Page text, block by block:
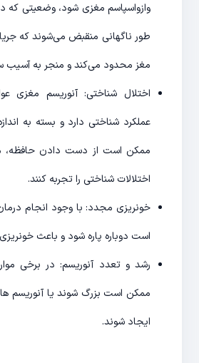
وازواسپاسم مغزی شود، وضعیتی که
طور ناگهانی منقبض می‌شوند که
مغز محدود می‌کند و منجر به آسیب
اختلال شناختی: آنوریسم مغزی
عملکرد شناختی دارد و بسته به
ممکن است از دست دادن حافظه،
اختلالات شناختی را تجربه کنند.
خونریزی مجدد: با وجود انجام
است دوباره پاره شود و باعث
رشد و تعدد آنوریسم: در برخی
ممکن است بزرگ شوند یا آنوریسم
ایجاد شوند.